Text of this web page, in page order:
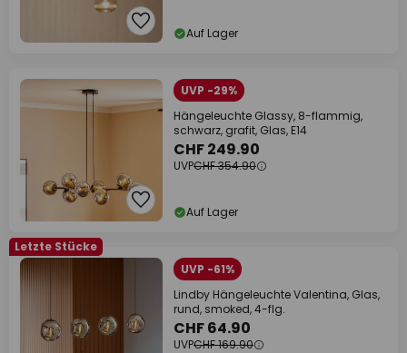
Auf Lager
UVP -29%
Hängeleuchte Glassy, 8-flammig,
schwarz, grafit, Glas, E14
CHF 249.90
UVPCHF 354.90
Auf Lager
Letzte Stücke
UVP -61%
Lindby Hängeleuchte Valentina, Glas,
rund, smoked, 4-flg.
CHF 64.90
UVPCHF 169.90